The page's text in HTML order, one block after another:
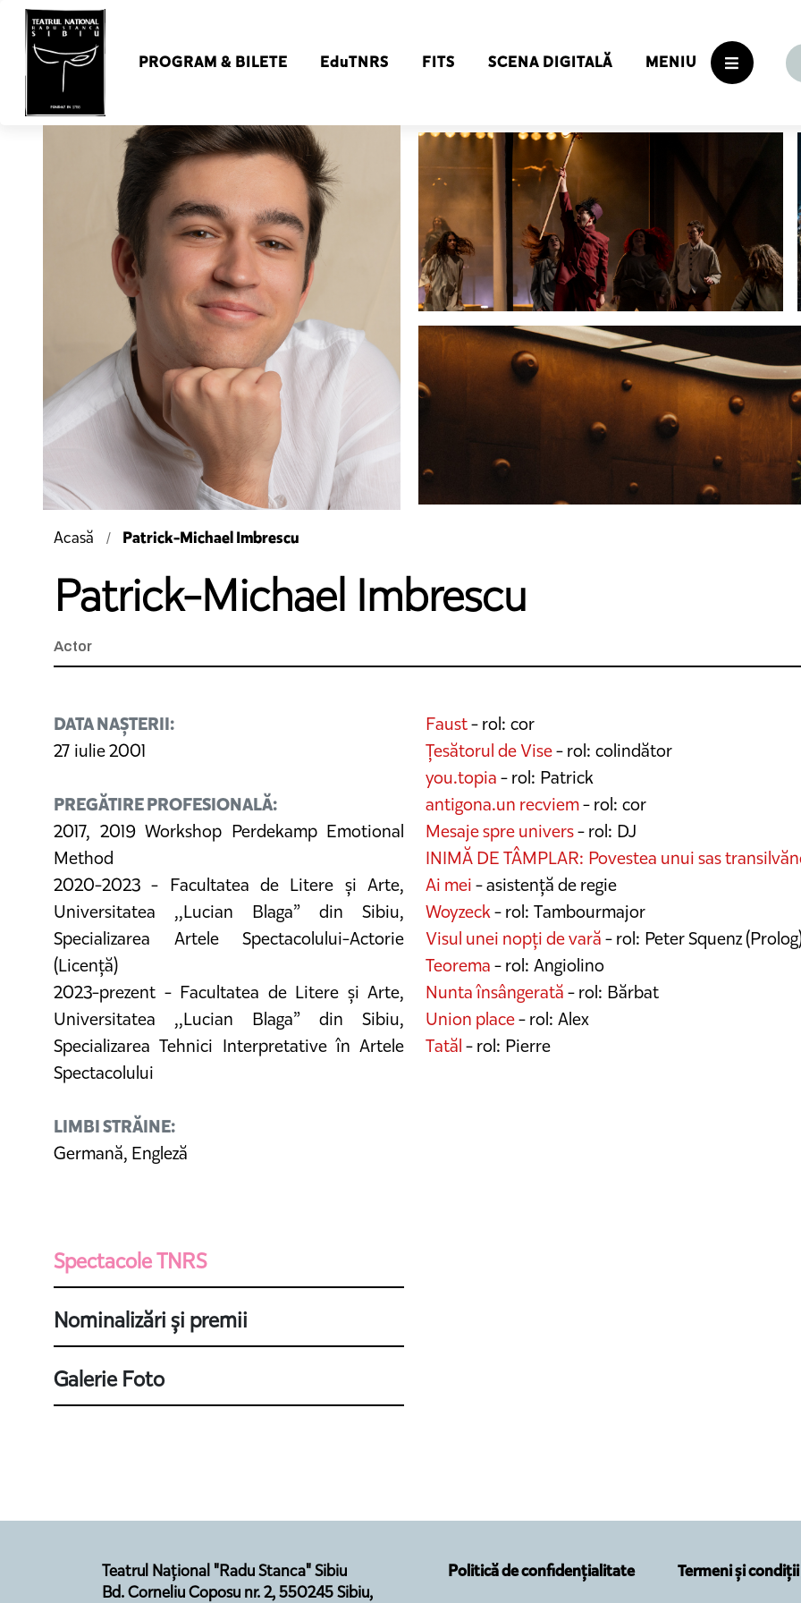
PROGRAM & BILETE EduTNRS FITS SCENA DIGITALĂ MENIU
Acasă Patrick-Michael Imbrescu
Patrick-Michael Imbrescu
Actor
DATA NAȘTERII:
27 iulie 2001
PREGĂTIRE PROFESIONALĂ:
2017, 2019 Workshop Perdekamp Emotional
Method
2020-2023 - Facultatea de Litere și Arte,
Universitatea ,,Lucian Blaga” din Sibiu,
Specializarea Artele Spectacolului-Actorie
(Licență)
2023-prezent - Facultatea de Litere și Arte,
Universitatea ,,Lucian Blaga” din Sibiu,
Specializarea Tehnici Interpretative în Artele
Spectacolului
LIMBI STRĂINE:
Germană, Engleză
Spectacole TNRS
Nominalizări și premii
Galerie Foto
Faust- rol: cor
Țesătorul de Vise- rol: colindător
you.topia- rol: Patrick
antigona.un recviem- rol: cor
Mesaje spre univers- rol: DJ
INIMĂ DE TÂMPLAR: Povestea unui sas
Ai mei- asistență de regie
Woyzeck- rol: Tambourmajor
Visul unei nopți de vară- rol: Peter Squenz
Teorema- rol: Angiolino
Nunta însângerată- rol: Bărbat
Union place- rol: Alex
Tatăl- rol: Pierre
Teatrul Național "Radu Stanca" Sibiu
Bd. Corneliu Coposu nr. 2, 550245 Sibiu,
Politică de confidențialitate Termeni și condiții